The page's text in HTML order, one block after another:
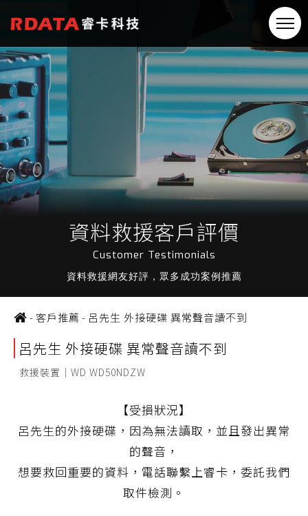
資料救援客戶評價
Customer Testimonials
資料救援網友好評，眾多成功案例推薦
-客戶推薦 - 呂先生 外接硬碟 異常聲音讀不到
呂先生 外接硬碟 異常聲音讀不到
救援裝置｜WD WD50NDZW
【受損狀況】
呂先生的外接硬碟，因為無法讀取，並且發出異常
的聲音，
想要救回重要的資料，電話聯繫上睿卡，委託我們
取件檢測。